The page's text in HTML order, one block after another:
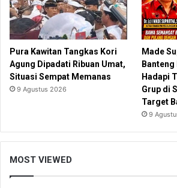
Pura Kawitan Tangkas Kori
Agung Dipadati Ribuan Umat,
Situasi Sempat Memanas
9 Agustus 2026
Made
Hadapi
Grup di
Target
9
MOST VIEWED